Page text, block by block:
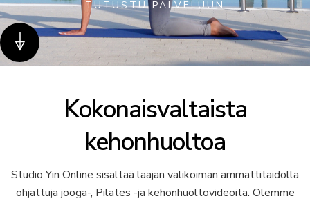
TUTUSTU PALVELUUN
Kokonaisvaltaista
kehonhuoltoa
Studio Yin Online sisältää laajan valikoiman ammattitaidolla
ohjattuja jooga-, Pilates -ja kehonhuoltovideoita. Olemme